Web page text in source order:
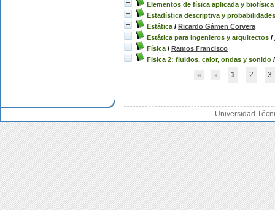
Elementos de física aplicada y biofísica
Estadística descriptiva y
Estática / Ricardo Gámen Corvera
Estática para ingenieros y arquitectos /
Física / Ramos Francisco
Fisica 2: fluidos, calor, ondas y sonido
1 2 3
Universidad